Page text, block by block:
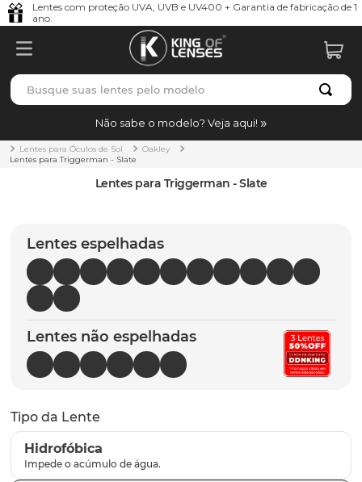
Lentes com proteção UVA, UVB e UV400 + Garantia de fabricação de 1
ano.
Busque suas lentes pelo modelo
Não sabe o modelo? Veja aqui!
Lentes para Óculos de Sol
Oakley
Lentes para Triggerman - Slate
Lentes para Triggerman - Slate
Lentes espelhadas
Lentes não espelhadas
Tipo da Lente
Hidrofóbica
TERMOS MAIS BUSCADOS
1º borrachas
holbrook
5º chaves
6º t-shock
7º gasket
8º parafusos
9º latch